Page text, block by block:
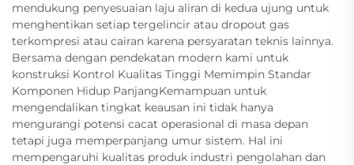
mendukung penyesuaian laju aliran di kedua ujung untuk
menghentikan setiap tergelincir atau dropout gas
terkompresi atau cairan karena persyaratan teknis lainnya.
Bersama dengan pendekatan modern kami untuk
konstruksi Kontrol Kualitas Tinggi Memimpin Standar
Komponen Hidup PanjangKemampuan untuk
mengendalikan tingkat keausan ini tidak hanya
mengurangi potensi cacat operasional di masa depan
tetapi juga memperpanjang umur sistem. Hal ini
mempengaruhi kualitas produk industri pengolahan dan